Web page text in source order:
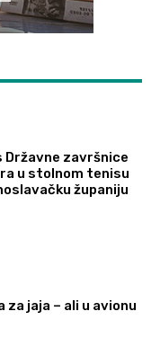
Državne završnice
u stolnom tenisu
županiju
za jaja – ali u avionu